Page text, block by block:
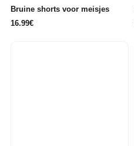
Bruine shorts voor meisjes
16.99€